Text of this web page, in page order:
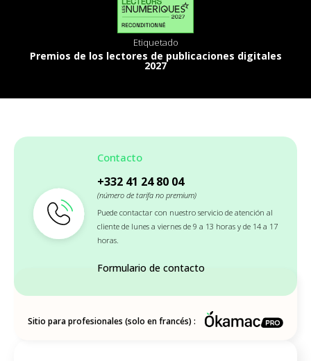
Etiquetado
Premios de los lectores de publicaciones digitales
2027
Contacto
+332 41 24 80 04
(número de tarifa no premium)
Puede contactar con nuestro servicio de atención al
cliente de lunes a viernes de 9 a 13 horas y de 14 a 17
horas.
Formulario de contacto
Sitio para profesionales (solo en francés) :